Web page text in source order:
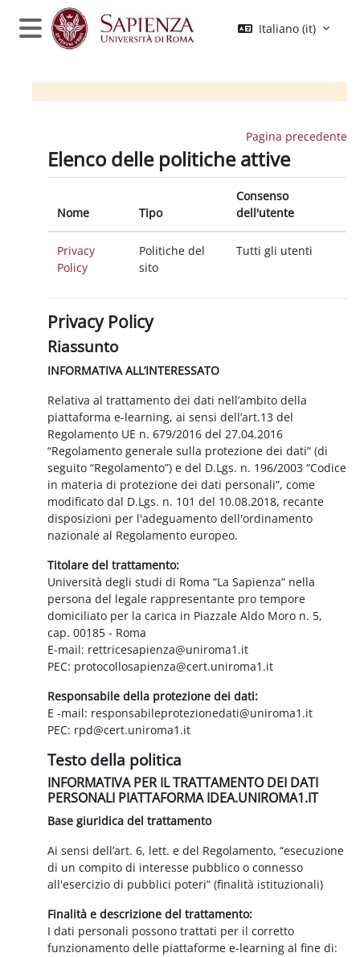
Vai al contenuto principale
Pannello laterale
Italiano ‎(it)‎
Pagina precedente
Elenco delle politiche attive
Nome Tipo
Consenso
dell'utente
Privacy
Policy
Politiche del
sito
Tutti gli utenti
Privacy Policy
Riassunto
INFORMATIVA ALL’INTERESSATO
Relativa al trattamento dei dati nell’ambito della
piattaforma e-learning, ai sensi dell’art.13 del
Regolamento UE n. 679/2016 del 27.04.2016
“Regolamento generale sulla protezione dei dati” (di
seguito “Regolamento”) e del D.Lgs. n. 196/2003 “Codice
in materia di protezione dei dati personali”, come
modificato dal D.Lgs. n. 101 del 10.08.2018, recante
disposizioni per l'adeguamento dell'ordinamento
nazionale al Regolamento europeo.
Titolare del trattamento:
Università degli studi di Roma “La Sapienza” nella
persona del legale rappresentante pro tempore
domiciliato per la carica in Piazzale Aldo Moro n. 5,
cap. 00185 - Roma
E-mail: rettricesapienza@uniroma1.it
PEC: protocollosapienza@cert.uniroma1.it
Responsabile della protezione dei dati:
E -mail: responsabileprotezionedati@uniroma1.it
PEC: rpd@cert.uniroma1.it
Testo della politica
INFORMATIVA PER IL TRATTAMENTO DEI DATI
PERSONALI PIATTAFORMA IDEA.UNIROMA1.IT
Base giuridica del trattamento
Ai sensi dell’art. 6, lett. e del Regolamento, “esecuzione
di un compito di interesse pubblico o connesso
all'esercizio di pubblici poteri” (finalità istituzionali)
Finalità e descrizione del trattamento:
I dati personali possono trattati per il corretto
funzionamento delle piattaforme e-learning al fine di: